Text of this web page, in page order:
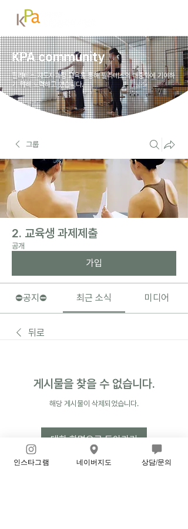
KPA community
필라테스 지도자과정 교육을 통해 필라테스의 대중화에 기여하
기 위해 노력하고 있습니다.
그룹
2. 교육생 과제제출
공개
가입
⛔️공지⛔️ 최근 소식 미디어
뒤로
게시물을 찾을 수 없습니다.
해당 게시물이 삭제되었습니다.
대화 화면으로 돌아가기
인스타그램 네이버지도 상담/문의